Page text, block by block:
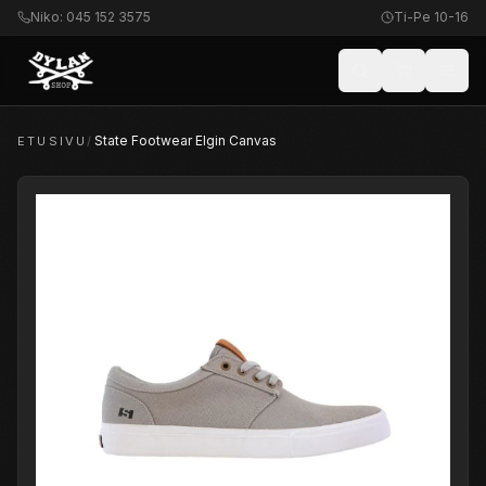
Niko: 045 152 3575 Ti-Pe 10-16
ETUSIVU/ State Footwear Elgin Canvas